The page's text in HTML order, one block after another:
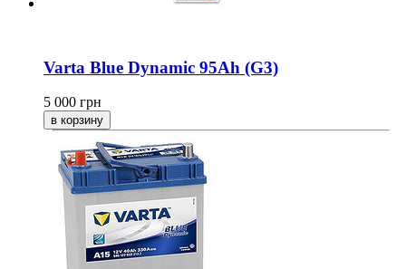
Varta Blue Dynamic 95Ah (G3)
5 000 грн